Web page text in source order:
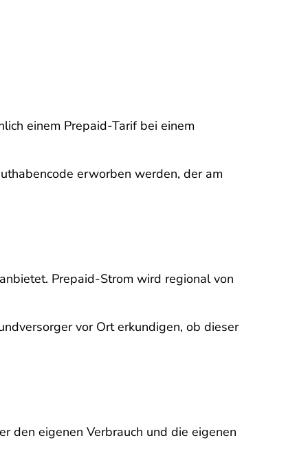
einem Prepaid-Tarif bei einem
erworben werden, der am
Prepaid-Strom wird regional von
vor Ort erkundigen, ob dieser
den eigenen Verbrauch und die eigenen